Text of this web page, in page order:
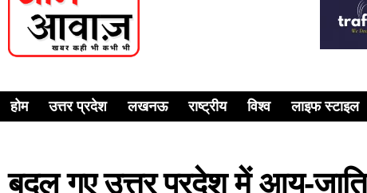
होम उत्तर प्रदेश लखनऊ राष्ट्रीय विश्व लाइफ स्टाइल
बदल गए उत्तर प्रदेश में आय-